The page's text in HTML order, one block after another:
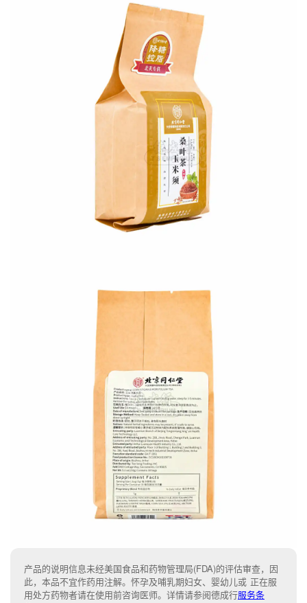
产品的说明信息未经美国食品和药物管理局(FDA)的评估审查，因
此，本品不宜作药用注解。怀孕及哺乳期妇女、婴幼儿或 正在服
用处方药物者请在使用前咨询医师。详情请参阅德成行服务条